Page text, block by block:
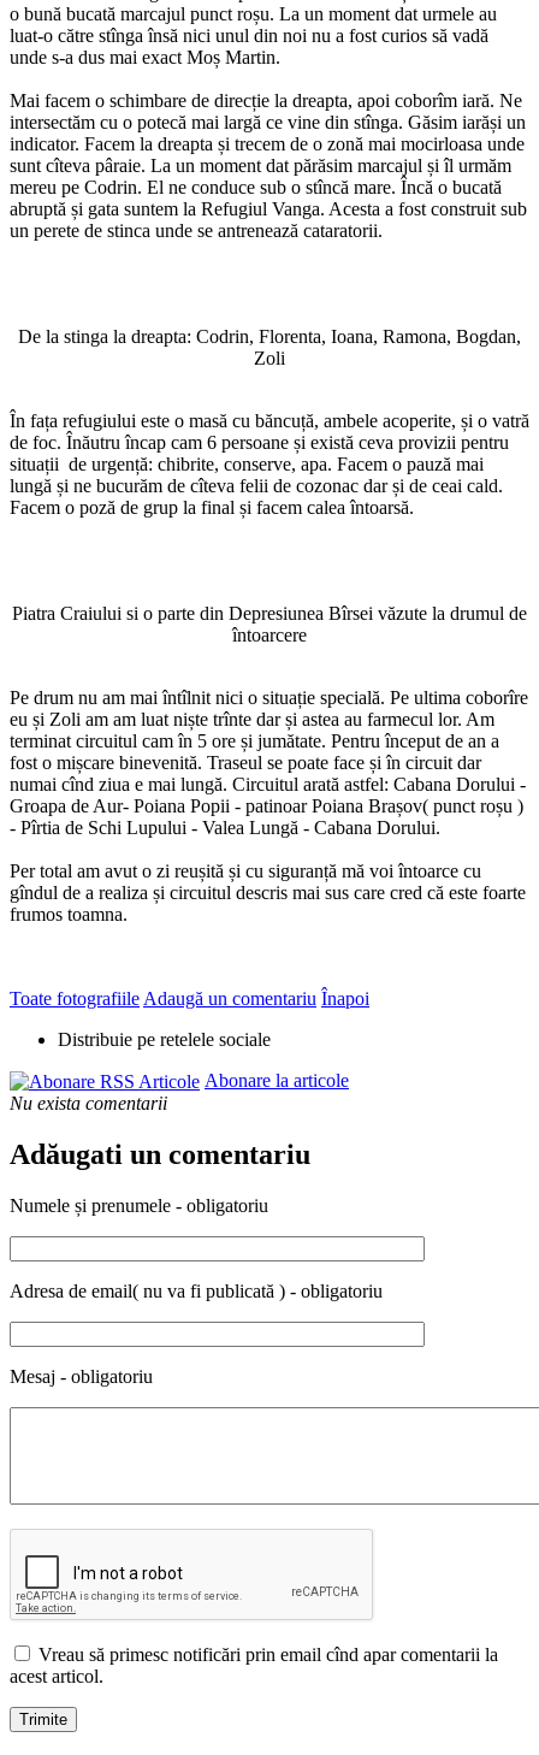
o bună bucată marcajul punct roșu. La un moment dat urmele au
luat-o către stînga însă nici unul din noi nu a fost curios să vadă
unde s-a dus mai exact Moș Martin.
Mai facem o schimbare de direcție la dreapta, apoi coborîm iară. Ne
intersectăm cu o potecă mai largă ce vine din stînga. Găsim iarăși un
indicator. Facem la dreapta și trecem de o zonă mai mocirloasa unde
sunt cîteva pâraie. La un moment dat părăsim marcajul și îl urmăm
mereu pe Codrin. El ne conduce sub o stîncă mare. Încă o bucată
abruptă și gata suntem la Refugiul Vanga. Acesta a fost construit sub
un perete de stinca unde se antrenează cataratorii.
De la stinga la dreapta: Codrin, Florenta, Ioana, Ramona, Bogdan,
Zoli
În fața refugiului este o masă cu băncuță, ambele acoperite, și o vatră
de foc. Înăutru încap cam 6 persoane și există ceva provizii pentru
situații de urgență: chibrite, conserve, apa. Facem o pauză mai
lungă și ne bucurăm de cîteva felii de cozonac dar și de ceai cald.
Facem o poză de grup la final și facem calea întoarsă.
Piatra Craiului si o parte din Depresiunea Bîrsei văzute la drumul de
întoarcere
Pe drum nu am mai întîlnit nici o situație specială. Pe ultima coborîre
eu și Zoli am am luat niște trînte dar și astea au farmecul lor. Am
terminat circuitul cam în 5 ore și jumătate. Pentru început de an a
fost o mișcare binevenită. Traseul se poate face și în circuit dar
numai cînd ziua e mai lungă. Circuitul arată astfel: Cabana Dorului -
Groapa de Aur- Poiana Popii - patinoar Poiana Brașov( punct roșu )
- Pîrtia de Schi Lupului - Valea Lungă - Cabana Dorului.
Per total am avut o zi reușită și cu siguranță mă voi întoarce cu
gîndul de a realiza și circuitul descris mai sus care cred că este foarte
frumos toamna.
Toate fotografiile Adaugă un comentariu Înapoi
Distribuie pe retelele sociale
Abonare la articole
Nu exista comentarii
Adăugati un comentariu
Numele și prenumele - obligatoriu
Adresa de email( nu va fi publicată ) - obligatoriu
Mesaj - obligatoriu
Vreau să primesc notificări prin email cînd apar comentarii la
acest articol.